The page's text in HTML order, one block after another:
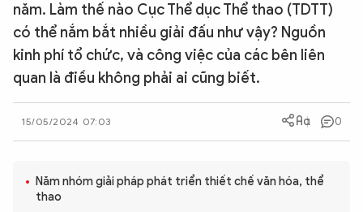
PHÁP LUẬT
CÔNG NGHỆ
năm. Làm thế nào Cục Thể dục Thể thao (TDTT)
có thể nắm bắt nhiều giải đấu như vậy? Nguồn
kinh phí tổ chức, và công việc của các bên liên
quan là điều không phải ai cũng biết.
15/05/2024 07:03 0
Năm nhóm giải pháp phát triển thiết chế văn hóa, thể
thao